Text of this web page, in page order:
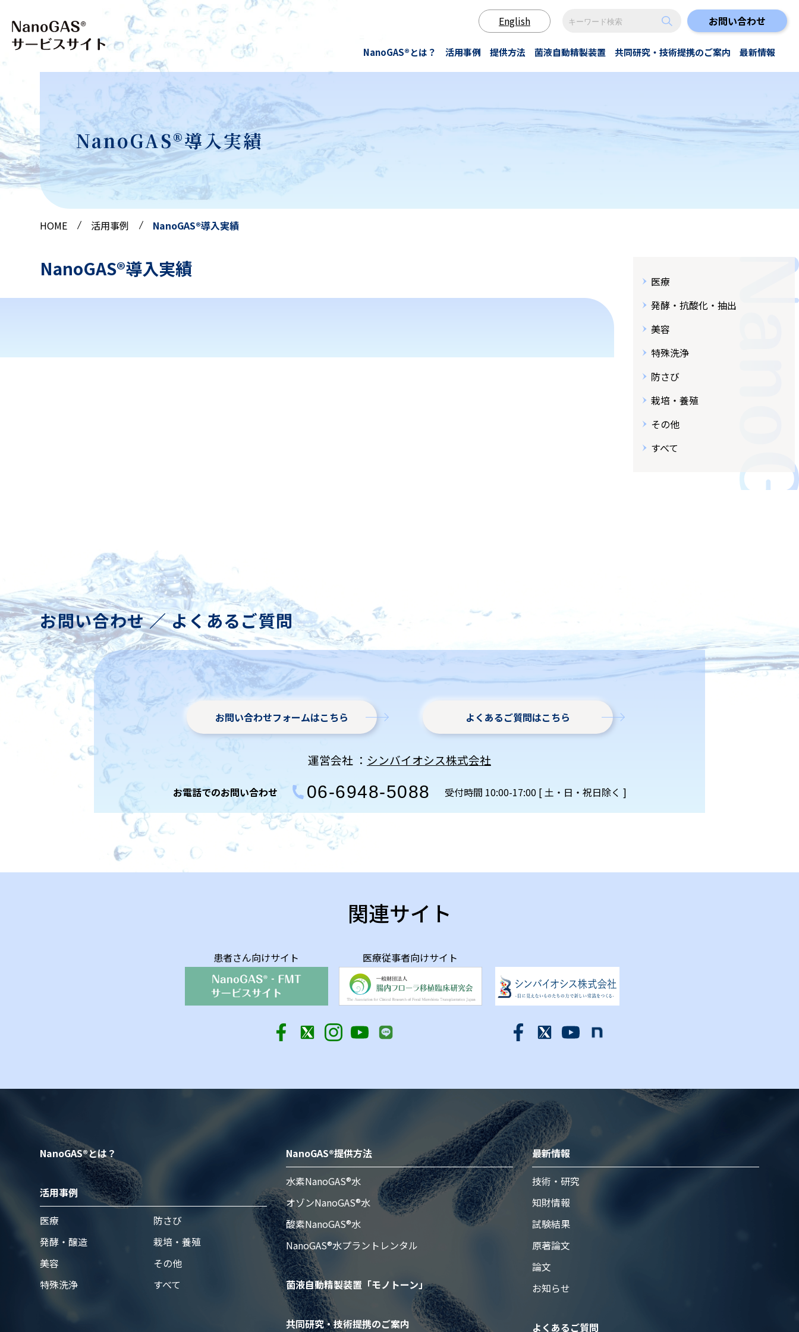
NanoGAS®とは？ 活⽤事例
防さび
栽培・養殖
提供方法
酸素NanoGAS®水
NanoGAS®水プラントレンタル
菌液自動精製装置 共同研究・技術提携のご案内 最新情報
論文
お知らせ
English お問い合わせ
NanoGAS®導入実績
HOME 活⽤事例 NanoGAS®導入実績
NanoGAS®導入実績
医療
発酵・抗酸化・抽出
美容
特殊洗浄
防さび
栽培・養殖
その他
すべて
お問い合わせ ／ よくあるご質問
お問い合わせフォームはこちら よくあるご質問はこちら
運営会社 ： シンバイオシス株式会社
お電話でのお問い合わせ 06-6948-5088 受付時間 10:00-17:00 [ ⼟‧⽇‧祝⽇除く ]
関連サイト
患者さん向けサイト 医療従事者向けサイト
NanoGAS®とは？
活⽤事例
医療
発酵・醸造
美容
特殊洗浄
防さび
栽培・養殖
その他
すべて
NanoGAS®提供方法
水素NanoGAS®水
オゾンNanoGAS®水
酸素NanoGAS®水
NanoGAS®水プラントレンタル
菌液自動精製装置「モノトーン」
共同研究・技術提携のご案内
最新情報
技術・研究
知財情報
試験結果
原著論⽂
論⽂
お知らせ
よくあるご質問